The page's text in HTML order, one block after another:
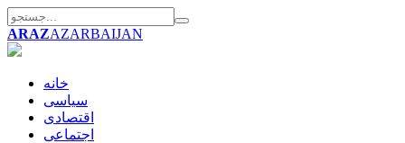
ARAZAZARBAIJAN
خانه
سیاسی
اقتصادی
اجتماعی